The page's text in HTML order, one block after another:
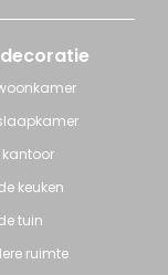
keuken
tuin
ruimte